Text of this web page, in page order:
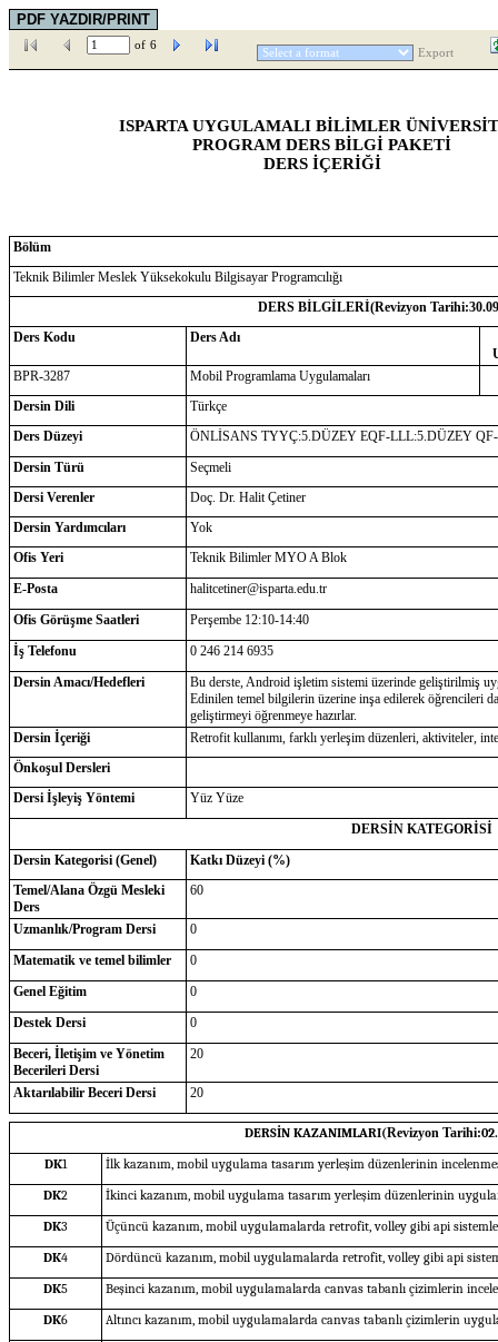
of 6
Export
ISPARTA UYGULAMALI BİLİMLER
PROGRAM DERS BİLGİ PAKETİ
DERS İÇERİĞİ
Bölüm
Teknik Bilimler Meslek Yüksekokulu Bilgisayar Programcılığı
DERS BİLGİLERİ(Revizyon Tarihi:
Ders Kodu
Ders Adı
BPR-3287
Mobil Programlama Uygulamaları
Dersin Dili
Türkçe
Ders Düzeyi
ÖNLİSANS TYYÇ:5.DÜZEY EQF-LLL:5.DÜZEY
Dersin Türü
Seçmeli
Dersi Verenler
Doç. Dr. Halit Çetiner
Dersin Yardımcıları
Yok
Ofis Yeri
Teknik Bilimler MYO A Blok
E-Posta
halitcetiner@isparta.edu.tr
Ofis Görüşme Saatleri
Perşembe 12:10-14:40
İş Telefonu
0 246 214 6935
Dersin Amacı/Hedefleri
Bu derste, Android işletim sistemi üzerinde geliştirilmiş
Edinilen temel bilgilerin üzerine inşa edilerek öğrencileri
geliştirmeyi öğrenmeye hazırlar.
Dersin İçeriği
Retrofit kullanımı, farklı yerleşim düzenleri, aktiviteler,
Önkoşul Dersleri
Dersi İşleyiş Yöntemi
Yüz Yüze
DERSİN KATEGORİSİ
Dersin Kategorisi (Genel)
Katkı Düzeyi (%)
Temel/Alana Özgü Mesleki
Ders
60
Uzmanlık/Program Dersi
0
Matematik ve temel bilimler
0
Genel Eğitim
0
Destek Dersi
0
Beceri, İletişim ve Yönetim
Becerileri Dersi
20
Aktarılabilir Beceri Dersi 20
DERSİN KAZANIMLARI(Revizyon Tarihi:
DK1
İlk kazanım, mobil uygulama tasarım yerleşim düzenlerinin
DK2
İkinci kazanım, mobil uygulama tasarım yerleşim düzenlerinin
DK3
Üçüncü kazanım, mobil uygulamalarda retrofit, volley gibi api
DK4
Dördüncü kazanım, mobil uygulamalarda retrofit, volley gibi api
DK5
Beşinci kazanım, mobil uygulamalarda canvas tabanlı çizimlerin
DK6
Altıncı kazanım, mobil uygulamalarda canvas tabanlı çizimlerin